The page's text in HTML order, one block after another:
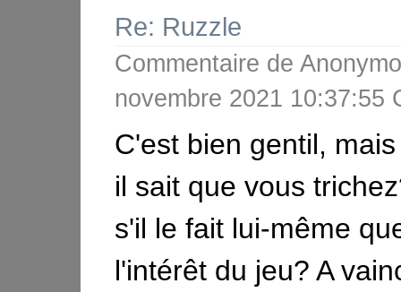
Re: Ruzzle
Commentaire de
novembre 2021 10:37:55
C'est bien gentil,
il sait que vous
s'il le fait lui-même
l'intérêt du jeu? A